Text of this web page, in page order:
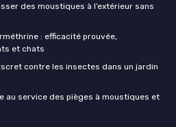
des moustiques à l’extérieur sans
: efficacité prouvée,
et chats
contre les insectes dans un jardin
au service des pièges à moustiques et